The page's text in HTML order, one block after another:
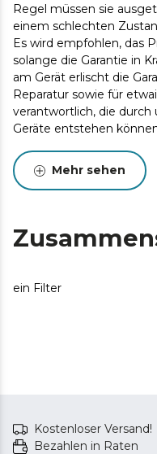
Regel müssen sie
einem schlechten
Es wird empfohlen, das
solange die Garantie in
am Gerät erlischt die
Reparatur sowie für
verantwortlich, die
Geräte entstehen
Mehr sehen
ein Filter
Kostenloser Versand!
Bezahlen in Raten